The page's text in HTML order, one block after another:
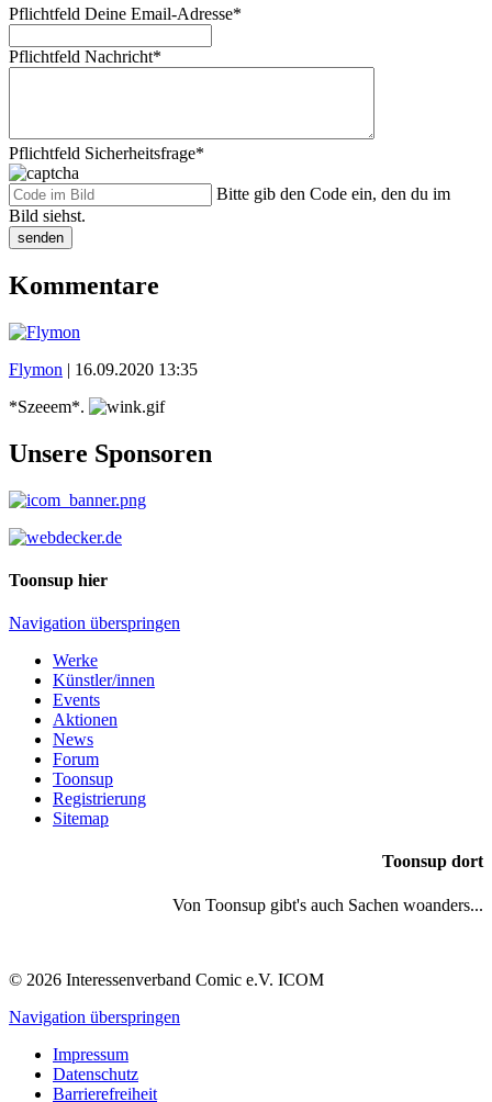
Pflichtfeld Deine Email-Adresse*
Pflichtfeld Nachricht*
Pflichtfeld Sicherheitsfrage*
Bitte gib den Code ein, den du im
Bild siehst.
senden
Kommentare
Flymon | 16.09.2020 13:35
*Szeeem*.
Unsere Sponsoren
Toonsup hier
Navigation überspringen
Werke
Künstler/innen
Events
Aktionen
News
Forum
Toonsup
Registrierung
Sitemap
Toonsup dort
Von Toonsup gibt's auch Sachen woanders...
© 2026 Interessenverband Comic e.V. ICOM
Navigation überspringen
Impressum
Datenschutz
Barrierefreiheit